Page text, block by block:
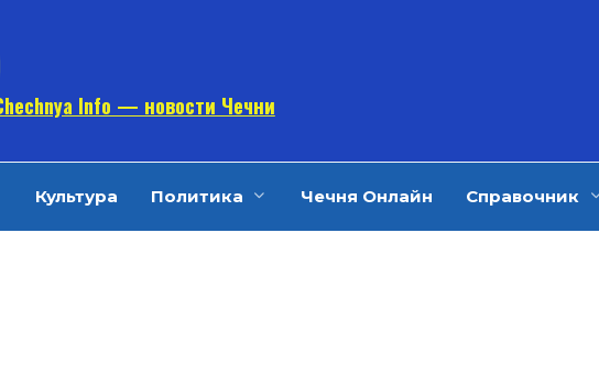
Info — новости Чечни
Культура Политика Чечня Онлайн Справочник